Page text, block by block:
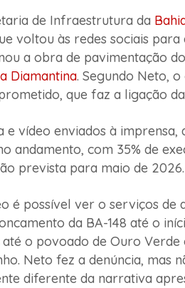
de Infraestrutura da
voltou às redes sociais
a obra de pavimentação
Diamantina. Segundo Neto,
que faz a ligação
e vídeo enviados à
andamento, com 35% de
prevista para maio de 2026.
é possível ver o serviços
da BA-148 até o
até o povoado de Ouro
Neto fez a denúncia, mas
diferente da narrativa